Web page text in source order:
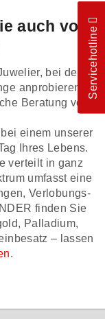
auch vor
bei dem
anprobieren
Beratung vor
einem unserer
Ihres Lebens.
verteilt in ganz
umfasst eine
Verlobungs-
finden Sie
Palladium,
– lassen
.
Servicehotline